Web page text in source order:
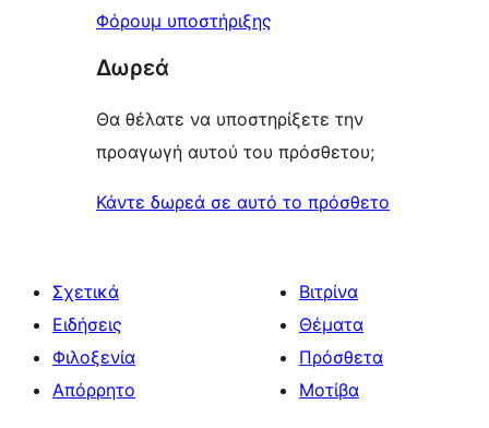
Φόρουμ υποστήριξης
Δωρεά
Θα θέλατε να υποστηρίξετε την
προαγωγή αυτού του πρόσθετου;
Κάντε δωρεά σε αυτό το πρόσθετο
Σχετικά
Ειδήσεις
Φιλοξενία
Απόρρητο
Βιτρίνα
Θέματα
Πρόσθετα
Μοτίβα